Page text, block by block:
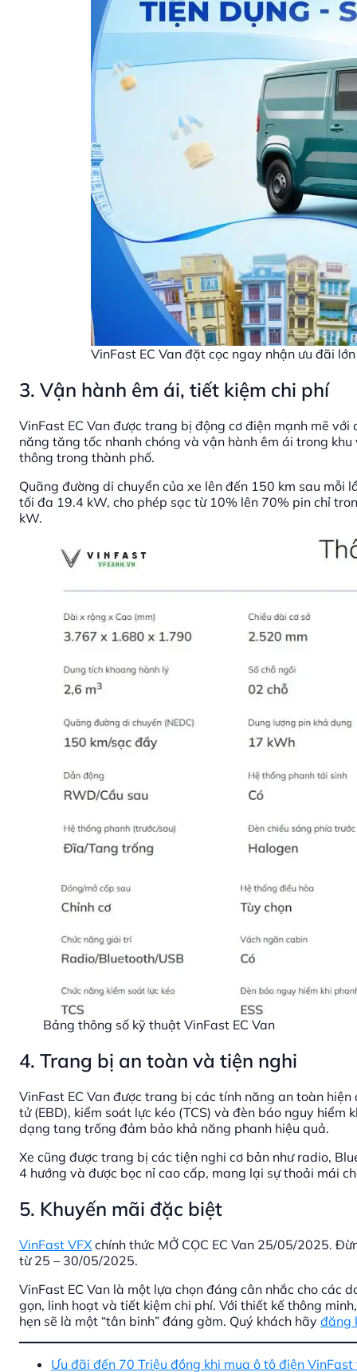
VinFast EC Van đặt cọc ngay nhận ưu đãi lớn
3. Vận hành êm ái, tiết kiệm chi phí
VinFast EC Van được trang bị động cơ điện mạnh mẽ
năng tăng tốc nhanh chóng và vận hành êm ái trong
thông trong thành phố.
Quãng đường di chuyển của xe lên đến 150 km sau mỗi
tối đa 19.4 kW, cho phép sạc từ 10% lên 70% pin chỉ
kW.
Bảng thông số kỹ thuật VinFast EC Van
4. Trang bị an toàn và tiện nghi
VinFast EC Van được trang bị các tính năng an toàn
tử (EBD), kiểm soát lực kéo (TCS) và đèn báo nguy
dạng tang trống đảm bảo khả năng phanh hiệu quả.
Xe cũng được trang bị các tiện nghi cơ bản như radio,
4 hướng và được bọc nỉ cao cấp, mang lại sự thoải mái
5. Khuyến mãi đặc biệt
VinFast VFX chính thức MỞ CỌC EC Van 25/05/2025.
từ 25 – 30/05/2025.
VinFast EC Van là một lựa chọn đáng cân nhắc cho các
gọn, linh hoạt và tiết kiệm chi phí. Với thiết kế thông
hẹn sẽ là một “tân binh” đáng gờm. Quý khách hãy đăng
Ưu đãi đến 70 Triệu đồng khi mua ô tô điện